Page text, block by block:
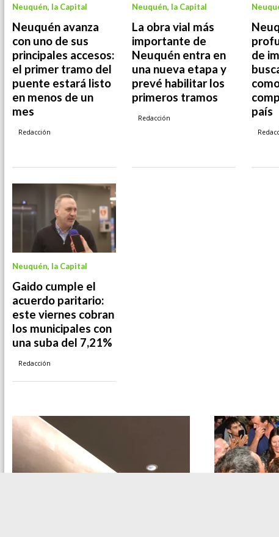
Neuquén avanza
con uno de sus
principales accesos:
el primer tramo del
puente estará listo
en menos de un
mes
Redacción
Neuquén, la Capital
La obra vial más
importante de
Neuquén entra en
una nueva etapa y
prevé habilitar los
primeros tramos
Redacción
Neuquén, la Capital
de
país
Gaido cumple el
acuerdo paritario:
este viernes cobran
los municipales con
una suba del 7,21%
Redacción
Neuquén, la Capital